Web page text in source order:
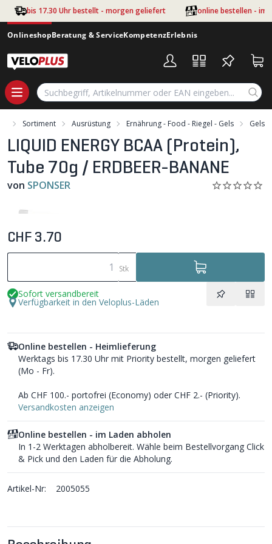
Zum Hauptinhalt springen
bis 17.30 Uhr bestellt - morgen geliefert online bestellen - im
OnlineshopBeratung & ServiceKompetenzErlebnis
Sortiment Ausrüstung Ernährung - Food - Riegel - Gels Gels
LIQUID ENERGY BCAA (Protein),
Tube 70g / ERDBEER-BANANE
von SPONSER
CHF 3.70
Stk
Sofort versandbereit
Verfügbarkeit in den Veloplus-Läden
Online bestellen - Heimlieferung
Werktags bis 17.30 Uhr mit Priority bestellt, morgen geliefert
(Mo - Fr).
Ab CHF 100.- portofrei (Economy) oder CHF 2.- (Priority).
Versandkosten anzeigen
Online bestellen - im Laden abholen
In 1-2 Werktagen abholbereit. Wähle beim Bestellvorgang Click
& Pick und den Laden für die Abholung.
Artikel-Nr: 2005055